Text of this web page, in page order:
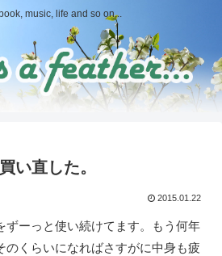
music, life and so on...
い直した。
2015.01.22
ずーっと使い続けてます。もう何年
のくらいになればさすがに中身も疲